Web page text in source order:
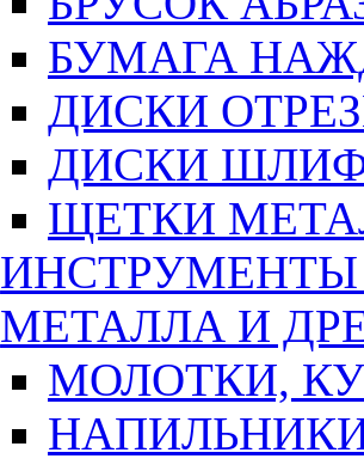
БУМАГА
ДИСКИ
ДИСКИ
ЩЕТКИ
ИНСТРУМЕНТЫ
МЕТАЛЛА И
МОЛОТКИ,